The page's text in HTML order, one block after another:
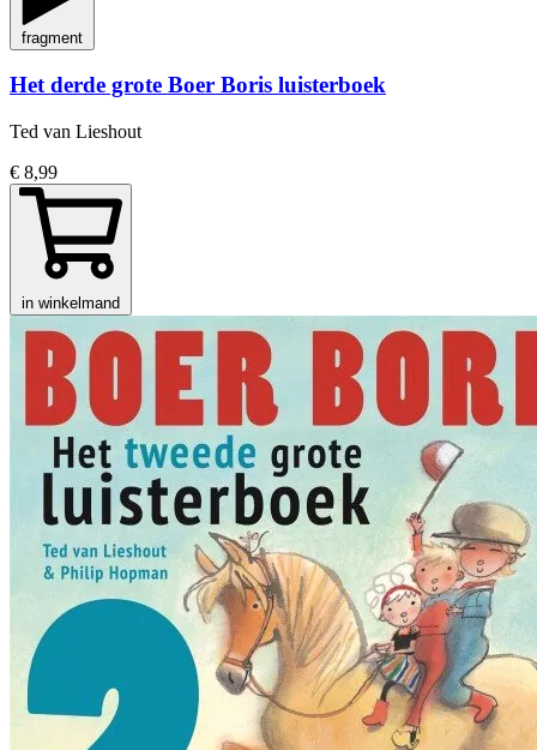
fragment
Het derde grote Boer Boris luisterboek
Ted van Lieshout
€ 8,99
in winkelmand